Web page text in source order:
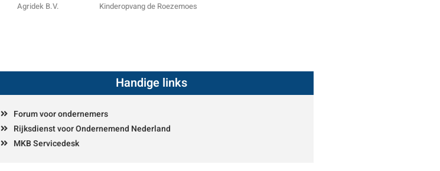
Agridek B.V. Kinderopvang de Roezemoes
Handige links
Forum voor ondernemers
Rijksdienst voor Ondernemend Nederland
MKB Servicedesk